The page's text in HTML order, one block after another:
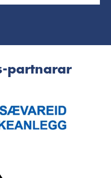
partnarar